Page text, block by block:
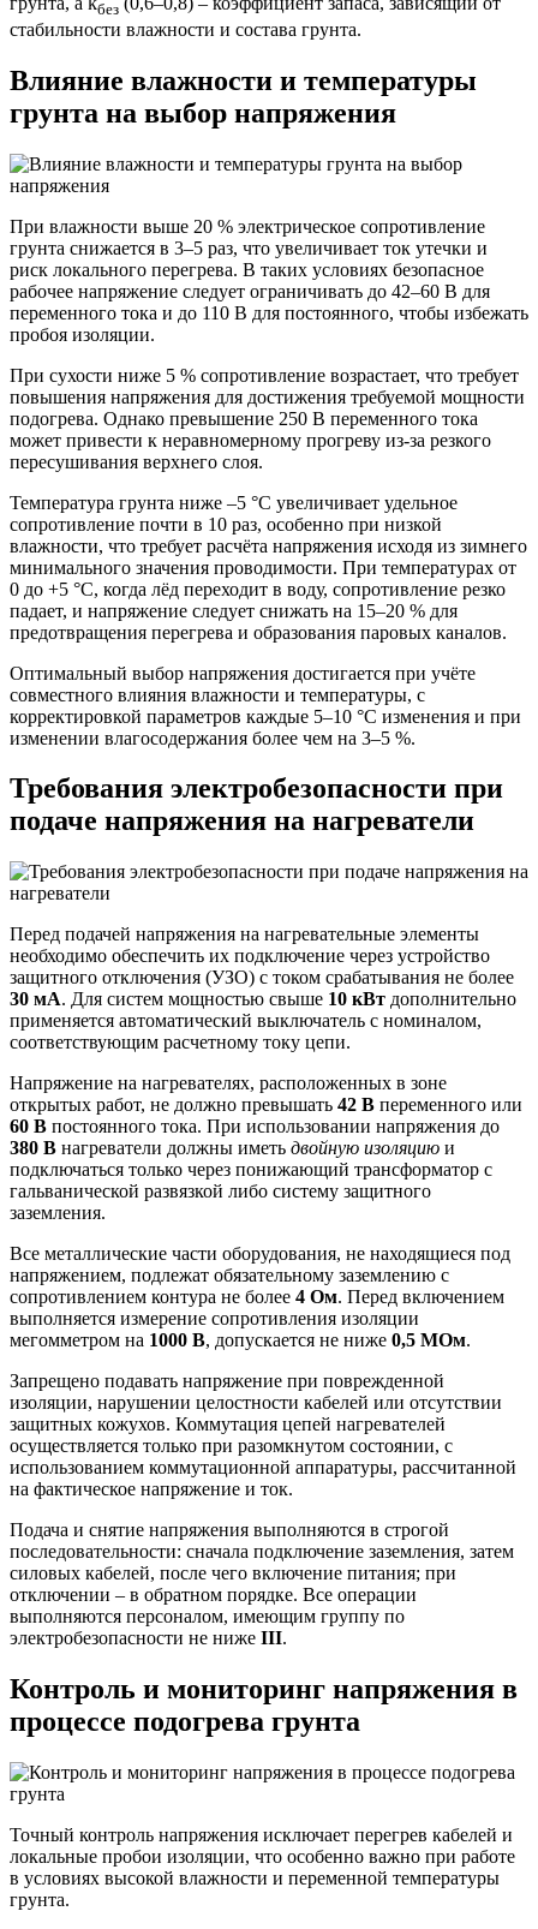
без
стабильности влажности и состава грунта.
Влияние влажности и температуры
грунта на выбор напряжения
При влажности выше 20 % электрическое сопротивление
грунта снижается в 3–5 раз, что увеличивает ток утечки и
риск локального перегрева. В таких условиях безопасное
рабочее напряжение следует ограничивать до 42–60 В для
переменного тока и до 110 В для постоянного, чтобы избежать
пробоя изоляции.
При сухости ниже 5 % сопротивление возрастает, что требует
повышения напряжения для достижения требуемой мощности
подогрева. Однако превышение 250 В переменного тока
может привести к неравномерному прогреву из-за резкого
пересушивания верхнего слоя.
Температура грунта ниже –5 °C увеличивает удельное
сопротивление почти в 10 раз, особенно при низкой
влажности, что требует расчёта напряжения исходя из зимнего
минимального значения проводимости. При температурах от
0 до +5 °C, когда лёд переходит в воду, сопротивление резко
падает, и напряжение следует снижать на 15–20 % для
предотвращения перегрева и образования паровых каналов.
Оптимальный выбор напряжения достигается при учёте
совместного влияния влажности и температуры, с
корректировкой параметров каждые 5–10 °C изменения и при
изменении влагосодержания более чем на 3–5 %.
Требования электробезопасности при
подаче напряжения на нагреватели
Перед подачей напряжения на нагревательные элементы
необходимо обеспечить их подключение через устройство
защитного отключения (УЗО) с током срабатывания не более
30 мА. Для систем мощностью свыше 10 кВт дополнительно
применяется автоматический выключатель с номиналом,
соответствующим расчетному току цепи.
Напряжение на нагревателях, расположенных в зоне
открытых работ, не должно превышать 42 В переменного или
60 В постоянного тока. При использовании напряжения до
380 В нагреватели должны иметь двойную изоляцию и
подключаться только через понижающий трансформатор с
гальванической развязкой либо систему защитного
заземления.
Все металлические части оборудования, не находящиеся под
напряжением, подлежат обязательному заземлению с
сопротивлением контура не более 4 Ом. Перед включением
выполняется измерение сопротивления изоляции
мегомметром на 1000 В, допускается не ниже 0,5 МОм.
Запрещено подавать напряжение при поврежденной
изоляции, нарушении целостности кабелей или отсутствии
защитных кожухов. Коммутация цепей нагревателей
осуществляется только при разомкнутом состоянии, с
использованием коммутационной аппаратуры, рассчитанной
на фактическое напряжение и ток.
Подача и снятие напряжения выполняются в строгой
последовательности: сначала подключение заземления, затем
силовых кабелей, после чего включение питания; при
отключении – в обратном порядке. Все операции
выполняются персоналом, имеющим группу по
электробезопасности не ниже III.
Контроль и мониторинг напряжения в
процессе подогрева грунта
Точный контроль напряжения исключает перегрев кабелей и
локальные пробои изоляции, что особенно важно при работе
в условиях высокой влажности и переменной температуры
грунта.